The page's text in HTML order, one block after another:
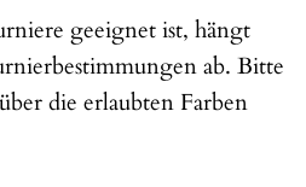
geeignet ist, hängt
ab. Bitte
die erlaubten Farben